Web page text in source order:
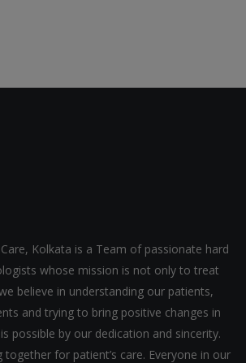
Kolkata is a Team of passionate hard
whose mission is not only to treat
believe in understanding our patients,
and trying to bring positive changes in
possible by our dedication and sincerity.
together for patient’s care. Everyone in our